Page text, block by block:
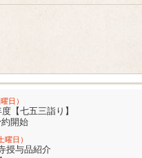
日）
【七五三詣り】
開始
曜日）
授与品紹介